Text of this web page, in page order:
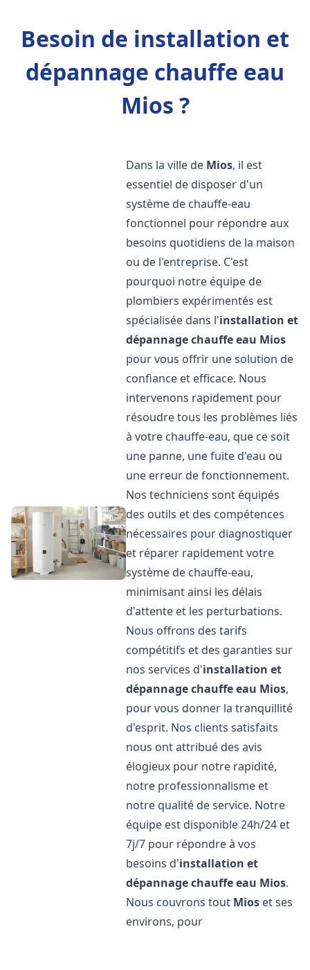
Besoin de installation et
dépannage chauffe eau
Mios ?
Dans la ville de Mios, il est
essentiel de disposer d'un
système de chauffe-eau
fonctionnel pour répondre aux
besoins quotidiens de la maison
ou de l'entreprise. C'est
pourquoi notre équipe de
plombiers expérimentés est
spécialisée dans l'installation et
dépannage chauffe eau Mios
pour vous offrir une solution de
confiance et efficace. Nous
intervenons rapidement pour
résoudre tous les problèmes liés
à votre chauffe-eau, que ce soit
une panne, une fuite d'eau ou
une erreur de fonctionnement.
Nos techniciens sont équipés
des outils et des compétences
nécessaires pour diagnostiquer
et réparer rapidement votre
système de chauffe-eau,
minimisant ainsi les délais
d'attente et les perturbations.
Nous offrons des tarifs
compétitifs et des garanties sur
nos services d'installation et
dépannage chauffe eau Mios,
pour vous donner la tranquillité
d'esprit. Nos clients satisfaits
nous ont attribué des avis
élogieux pour notre rapidité,
notre professionnalisme et
notre qualité de service. Notre
équipe est disponible 24h/24 et
7j/7 pour répondre à vos
besoins d'installation et
dépannage chauffe eau Mios.
Nous couvrons tout Mios et ses
environs, pour